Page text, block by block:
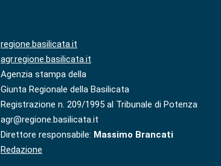
regione.basilicata.it
agr.regione.basilicata.it
Agenzia stampa della
Giunta Regionale della Basilicata
Registrazione n. 209/1995 al Tribunale di Potenza
agr@regione.basilicata.it
Direttore responsabile: Massimo Brancati
Redazione